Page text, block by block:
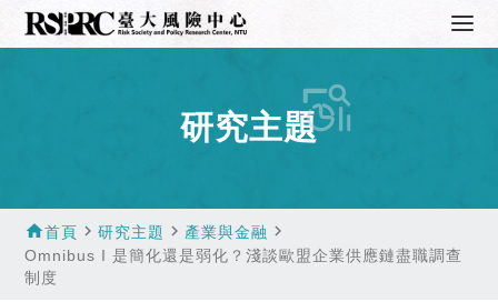
研究主題
home首頁 navigate_next研究主題 navigate_next 產業與金融 navigate_next
Omnibus I 是簡化還是弱化？淺談歐盟企業供應鏈盡職調查
制度